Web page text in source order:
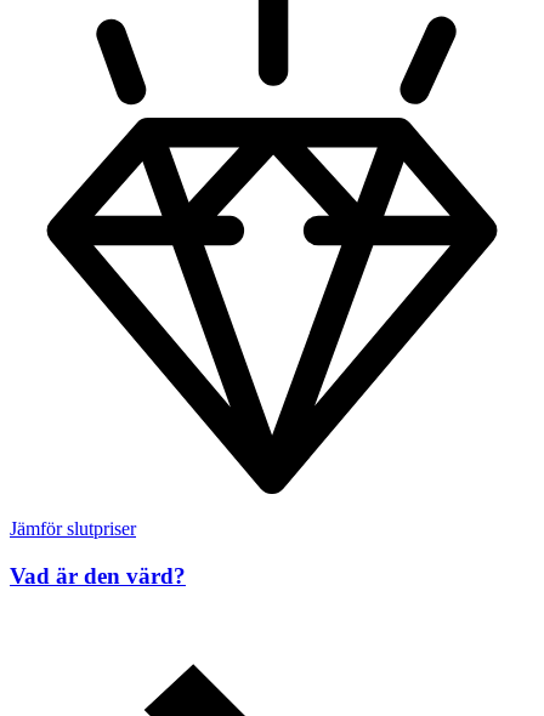
Jämför slutpriser
Vad är den värd?